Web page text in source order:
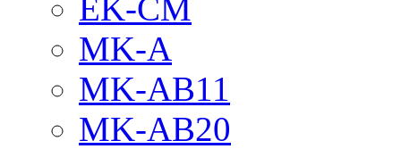
EK-CM
MK-A
MK-AB11
MK-AB20